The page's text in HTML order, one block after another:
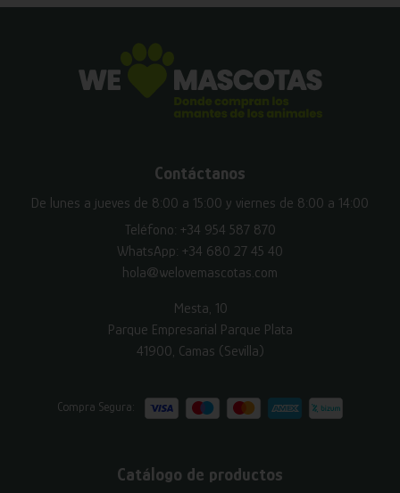
Contáctanos
De lunes a jueves de 8:00 a 15:00 y viernes de 8:00 a 14:00
Teléfono: +34 954 587 870
WhatsApp: +34 680 27 45 40
hola@welovemascotas.com
Mesta, 10
Parque Empresarial Parque Plata
41900, Camas (Sevilla)
Compra Segura:
Catálogo de productos